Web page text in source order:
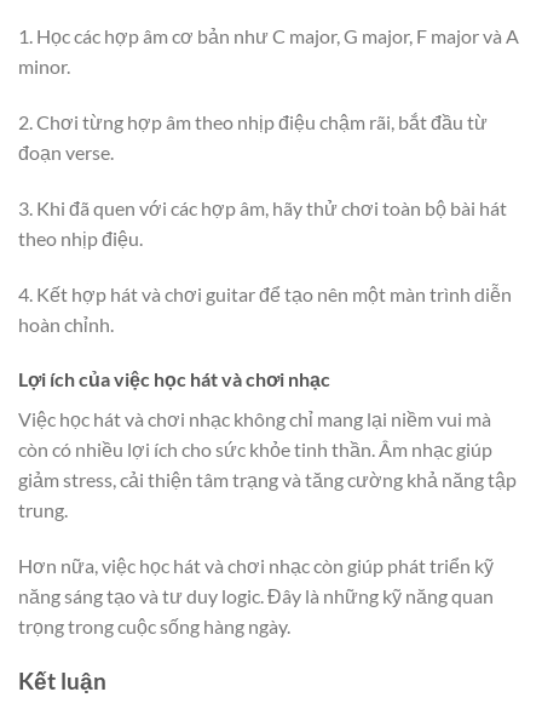
1. Học các hợp âm cơ bản như C major, G major, F major và A
minor.
2. Chơi từng hợp âm theo nhịp điệu chậm rãi, bắt đầu từ
đoạn verse.
3. Khi đã quen với các hợp âm, hãy thử chơi toàn bộ bài hát
theo nhịp điệu.
4. Kết hợp hát và chơi guitar để tạo nên một màn trình diễn
hoàn chỉnh.
Lợi ích của việc học hát và chơi nhạc
Việc học hát và chơi nhạc không chỉ mang lại niềm vui mà
còn có nhiều lợi ích cho sức khỏe tinh thần. Âm nhạc giúp
giảm stress, cải thiện tâm trạng và tăng cường khả năng tập
trung.
Hơn nữa, việc học hát và chơi nhạc còn giúp phát triển kỹ
năng sáng tạo và tư duy logic. Đây là những kỹ năng quan
trọng trong cuộc sống hàng ngày.
Kết luận